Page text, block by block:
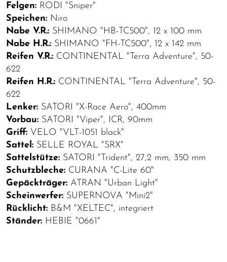
Felgen: RODI "Sniper"
Speichen: Niro
Nabe V.R.: SHIMANO "HB-TC500", 12 x 100 mm
Nabe H.R.: SHIMANO "FH-TC500", 12 x 142 mm
Reifen V.R.: CONTINENTAL "Terra Adventure", 50-
622
Reifen H.R.: CONTINENTAL "Terra Adventure", 50-
622
Lenker: SATORI "X-Race Aero", 400mm
Vorbau: SATORI "Viper", ICR, 90mm
Griff: VELO "VLT-1051 black"
Sattel: SELLE ROYAL "SRX"
Sattelstütze: SATORI "Trident", 27,2 mm, 350 mm
Schutzbleche: CURANA "C-Lite 60"
Gepäckträger: ATRAN "Urban Light"
Scheinwerfer: SUPERNOVA "Mini2"
Rücklicht: B&M "XELTEC", integriert
Ständer: HEBIE "0661"